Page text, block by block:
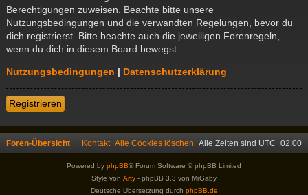
Berechtigungen zuweisen. Beachte bitte unsere
Nutzungsbedingungen und die verwandten Regelungen, bevor du
dich registrierst. Bitte beachte auch die jeweiligen Forenregeln,
wenn du dich in diesem Board bewegst.
Nutzungsbedingungen | Datenschutzerklärung
Registrieren
Foren-Übersicht Alle Zeiten sind UTC+02:00
Alle Cookies löschen
Kontakt
Powered by phpBB® Forum Software © phpBB Limited
Style von Arty - phpBB 3.3 von MrGaby
Deutsche Übersetzung durch phpBB.de